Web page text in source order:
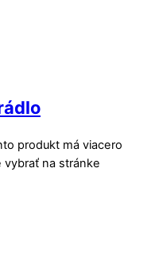
produkt má viacero
na stránke